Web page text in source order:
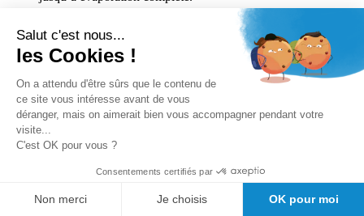
Ne pas rincer ni essuyer les mains après application.
Cette gestuelle, validée par les autorités sanitaires, garantit une
élimination maximale des agents pathogènes.
Pourquoi acheter nos gels
hydroalcooliques ?
fongicide et virucide. Leur formulation douce respecte la peau, tout
en garantissant une désinfection rapide sans rinçage.
Nous proposons un large choix de volumes, allant de formats
Salut c'est nous...
les Cookies !
On a attendu d'être sûrs que le contenu de
ce site vous intéresse avant de vous
déranger, mais on aimerait bien vous accompagner pendant votre
visite...
C'est OK pour vous ?
Consentements certifiés par
Non merci Je choisis OK pour moi